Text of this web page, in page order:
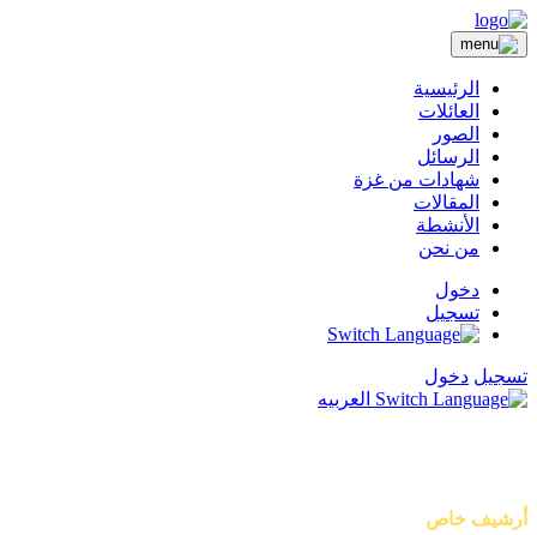
الرئيسية
العائلات
الصور
الرسائل
شهادات من غزة
المقالات
الأنشطة
من نحن
دخول
تسجيل
تسجيل دخول
العربيه
أرشيف خاص